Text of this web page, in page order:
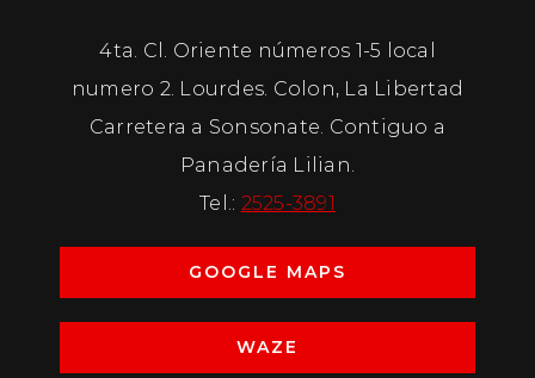
4ta. Cl. Oriente números 1-5 local
numero 2. Lourdes. Colon, La Libertad
Carretera a Sonsonate. Contiguo a
Panadería Lilian.
Tel.: 2525-3891
GOOGLE MAPS
WAZE